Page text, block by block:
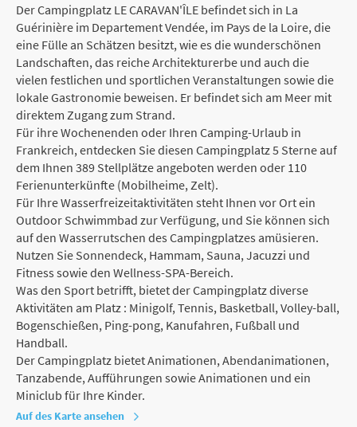
Der Campingplatz LE CARAVAN'ÎLE befindet sich in La
Guérinière im Departement Vendée, im Pays de la Loire, die
eine Fülle an Schätzen besitzt, wie es die wunderschönen
Landschaften, das reiche Architekturerbe und auch die
vielen festlichen und sportlichen Veranstaltungen sowie die
lokale Gastronomie beweisen. Er befindet sich am Meer mit
direktem Zugang zum Strand.
Für ihre Wochenenden oder Ihren Camping-Urlaub in
Frankreich, entdecken Sie diesen Campingplatz 5 Sterne auf
dem Ihnen 389 Stellplätze angeboten werden oder 110
Ferienunterkünfte (Mobilheime, Zelt).
Für Ihre Wasserfreizeitaktivitäten steht Ihnen vor Ort ein
Outdoor Schwimmbad zur Verfügung, und Sie können sich
auf den Wasserrutschen des Campingplatzes amüsieren.
Nutzen Sie Sonnendeck, Hammam, Sauna, Jacuzzi und
Fitness sowie den Wellness-SPA-Bereich.
Was den Sport betrifft, bietet der Campingplatz diverse
Aktivitäten am Platz : Minigolf, Tennis, Basketball, Volley-ball,
Bogenschießen, Ping-pong, Kanufahren, Fußball und
Handball.
Der Campingplatz bietet Animationen, Abendanimationen,
Tanzabende, Aufführungen sowie Animationen und ein
Miniclub für Ihre Kinder.
Auf des Karte ansehen